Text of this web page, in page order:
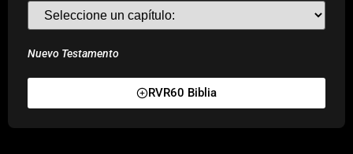
Contacts
About
Download
Nuevo Testamento
RVR60 Biblia